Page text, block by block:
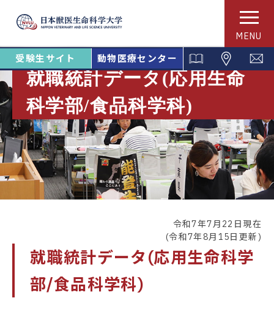
MENU
受験生サイト 動物医療センター
就職統計データ(応用生命
科学部/食品科学科)
令和7年7月22日現在
(令和7年8月15日更新)
就職統計データ(応用生命科学
部/食品科学科)